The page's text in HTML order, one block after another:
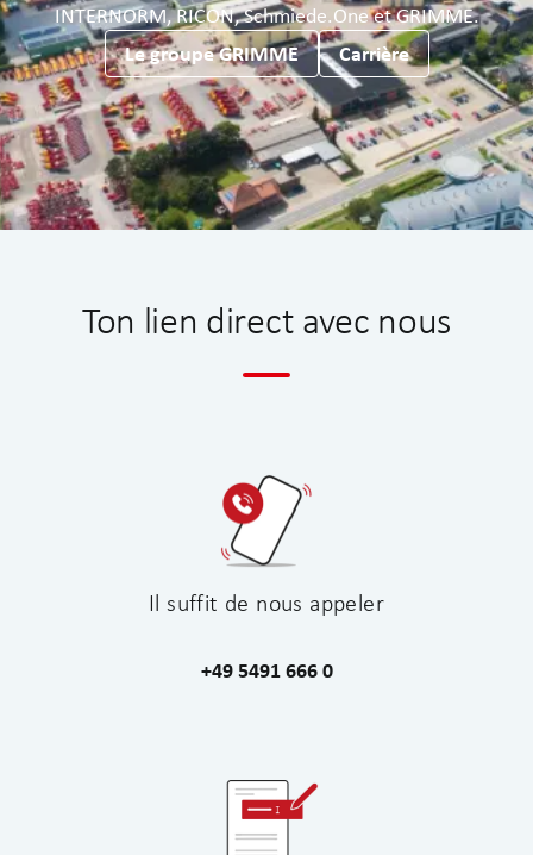
INTERNORM, RICON, Schmiede.One et GRIMME.
Le groupe GRIMME
Carrière
Ton lien direct avec nous
Il suffit de nous appeler
+49 5491 666 0